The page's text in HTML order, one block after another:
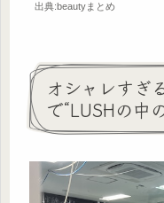
出典:beautyまとめ
オシャレすぎ
で“LUSHの中